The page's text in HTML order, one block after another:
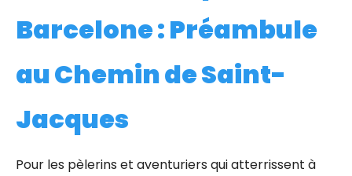
Barcelone : Préambule
au Chemin de Saint-
Jacques
Pour les pèlerins et aventuriers qui atterrissent à